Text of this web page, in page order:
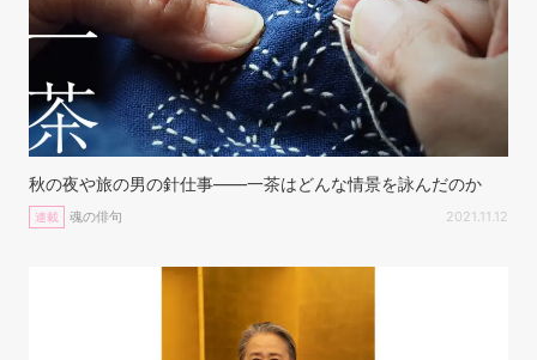
秋の夜や旅の男の針仕事——一茶はどんな情景を詠んだのか
連載 魂の俳句 2021.11.12